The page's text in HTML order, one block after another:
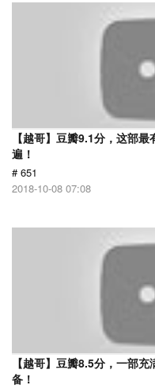
【越哥】豆瓣9.1分，这部
遍！
# 651
2018-10-08 07:08
【越哥】豆瓣8.5分，一部
备！